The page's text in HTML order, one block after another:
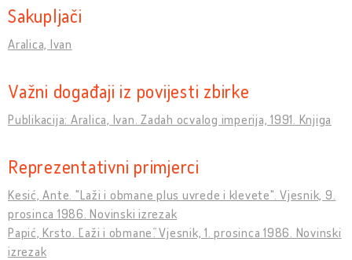
Sakupljači
Aralica, Ivan
Važni događaji iz povijesti zbirke
Publikacija: Aralica, Ivan. Zadah ocvalog imperija, 1991. Knjiga
Reprezentativni primjerci
Kesić, Ante. "Laži i obmane plus uvrede i klevete". Vjesnik, 9.
prosinca 1986. Novinski izrezak
Papić, Krsto. ˝Laži i obmane˝. Vjesnik, 1. prosinca 1986. Novinski
izrezak